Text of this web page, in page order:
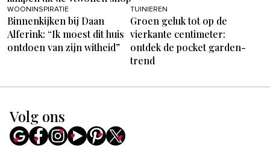
WOONINSPIRATIE
Binnenkijken bij Daan
Alferink: “Ik moest dit huis
ontdoen van zijn witheid”
TUINIEREN
Groen geluk tot op de
vierkante centimeter:
ontdek de pocket garden-
trend
Volg ons